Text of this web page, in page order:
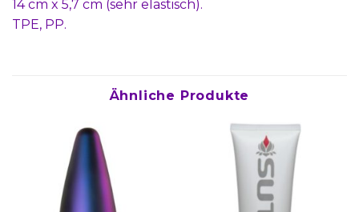
14 cm x 5,7 cm (sehr elastisch).
TPE, PP.
Ähnliche Produkte